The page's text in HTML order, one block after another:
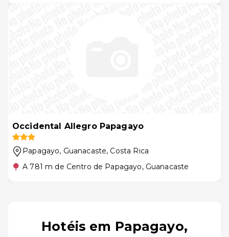
Occidental Allegro Papagayo
Papagayo, Guanacaste, Costa Rica
A 781 m de Centro de Papagayo, Guanacaste
Hotéis em Papagayo,